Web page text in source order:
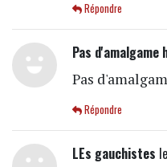
Répondre
Pas d'amalgame
Pas
Répondre
LEs gauchistes